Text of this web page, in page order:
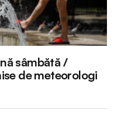
sâmbătă /
de meteorologi